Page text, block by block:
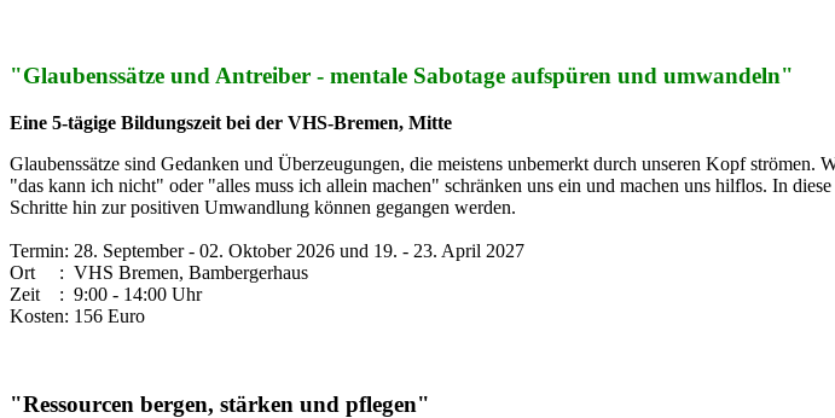
"Glaubenssätze und Antreiber - mentale Sabotage aufspüren und umwandeln"
Eine 5-tägige Bildungszeit bei der VHS-Bremen, Mitte
Glaubenssätze sind Gedanken und Überzeugungen, die meistens unbemerkt durch unseren Kopf
"das kann ich nicht" oder "alles muss ich allein machen" schränken uns ein und machen uns hilflos. In
Schritte hin zur positiven Umwandlung können gegangen werden.
Termin: 28. September - 02. Oktober 2026 und 19. - 23. April 2027
Ort : VHS Bremen, Bambergerhaus
Zeit : 9:00 - 14:00 Uhr
Kosten: 156 Euro
"Ressourcen bergen, stärken und pflegen"